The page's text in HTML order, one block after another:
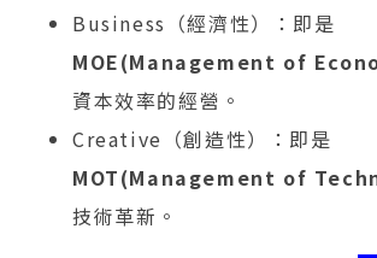
Business（經濟性）：即是
MOE(Management of
資本效率的經營。
Creative（創造性）：即是
MOT(Management of
技術革新。